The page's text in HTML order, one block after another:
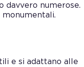
davvero numerose.
monumentali.
e si adattano alle